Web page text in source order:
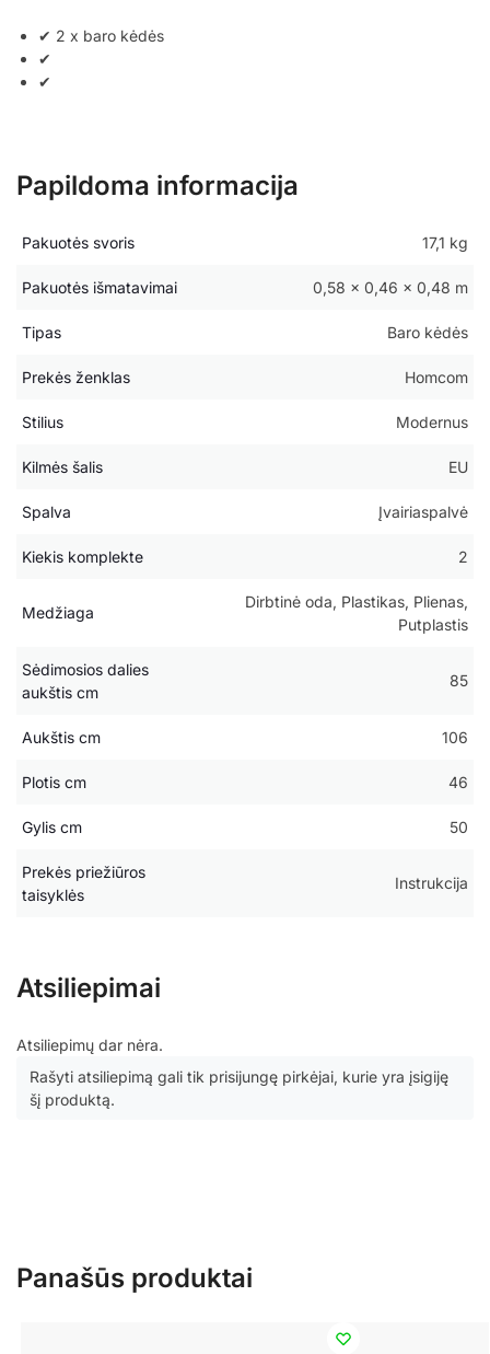
✔ 2 x baro kėdės
✔
✔
Papildoma informacija
Pakuotės svoris 17,1 kg
Pakuotės išmatavimai 0,58 × 0,46 × 0,48 m
Tipas Baro kėdės
Prekės ženklas Homcom
Stilius Modernus
Kilmės šalis EU
Spalva Įvairiaspalvė
Kiekis komplekte 2
Medžiaga
Dirbtinė oda, Plastikas, Plienas,
Putplastis
Sėdimosios dalies
aukštis cm
85
Aukštis cm 106
Plotis cm 46
Gylis cm 50
Prekės priežiūros
taisyklės
Instrukcija
Atsiliepimai
Atsiliepimų dar nėra.
Rašyti atsiliepimą gali tik prisijungę pirkėjai, kurie yra įsigiję
šį produktą.
Panašūs produktai